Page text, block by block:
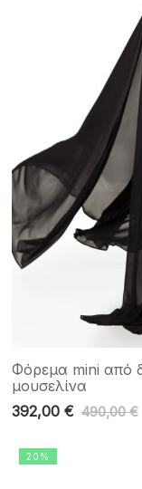
Φόρεμα mini από
μουσελίνα
490,00€
392,00 €
20%